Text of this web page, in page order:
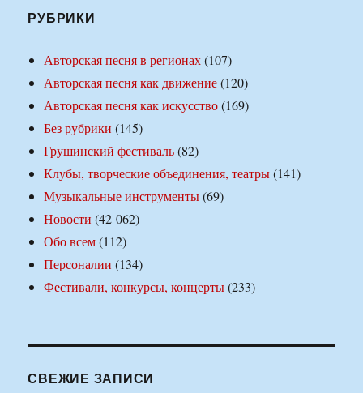
РУБРИКИ
Авторская песня в регионах(107)
Авторская песня как движение(120)
Авторская песня как искусство(169)
Без рубрики (145)
Грушинский фестиваль(82)
Клубы, творческие объединения, театры(141)
Музыкальные инструменты(69)
Новости (42 062)
Обо всем(112)
Персоналии (134)
Фестивали, конкурсы, концерты(233)
СВЕЖИЕ ЗАПИСИ